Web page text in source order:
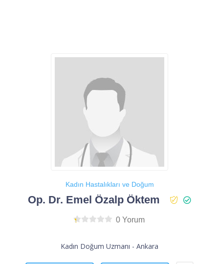
Kadın Hastalıkları ve Doğum
Op. Dr. Emel Özalp Öktem
0 Yorum
Kadın Doğum Uzmanı - Ankara